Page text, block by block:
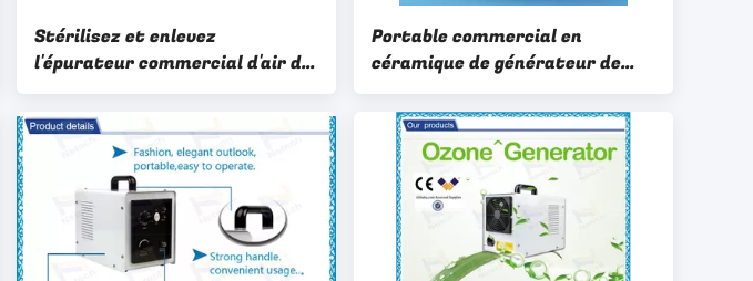
Stérilisez et enlevez
l'épurateur commercial d'air de
générateur le générateur/o3 de
l'ozone d'odeur
Portable commercial en
céramique de générateur de
l'ozone pour le traitement de
l'eau d'épurateur d'air